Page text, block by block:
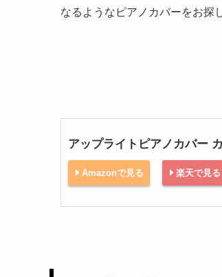
なるようなピアノカバーをお探
アップライトピアノカバー
Amazonで見る 楽天で見る